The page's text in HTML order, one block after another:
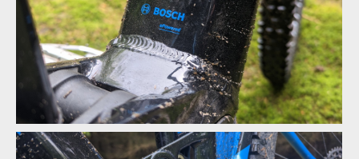
Testovací kolo Mondraker Crafty R
Testovací kolo Mondraker Crafty R
Testovací kolo Mondraker Crafty R
Bosch ePowered